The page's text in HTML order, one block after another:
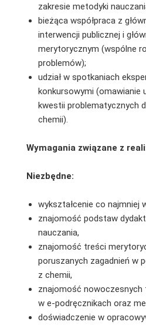
zakresie metodyki
bieżąca współpraca z
interwencji publicznej i
merytorycznym (wspólne
problemów);
udział w spotkaniach
konkursowymi (omawianie
kwestii problematycznych
chemii).
Wymagania związane z
Niezbędne:
wykształcenie co najmniej
znajomość podstaw
nauczania,
znajomość treści
poruszanych zagadnień w
z chemii,
znajomość
w e-podręcznikach oraz
doświadczenie w